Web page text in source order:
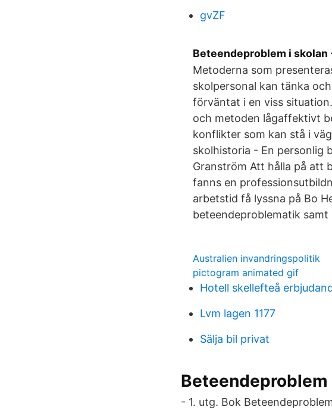
gvZF
Beteendeproblem i skolan
Metoderna som
skolpersonal kan tänka
förväntat i en viss
och metoden lågaffektivt
konflikter som kan stå i
skolhistoria - En personlig
Granström Att hålla på att
fanns en
arbetstid få lyssna på Bo
beteendeproblematik
Australien invandringspolitik
pictogram animated gif
Hotell skellefteå
Lvm lagen 1177
Sälja bil privat
Beteendeproblem
- 1. utg. Bok